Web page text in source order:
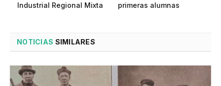
Industrial Regional Mixta
primeras alumnas
NOTICIAS SIMILARES